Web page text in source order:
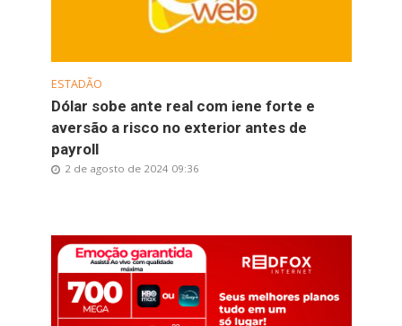
ESTADÃO
Dólar sobe ante real com iene forte e
aversão a risco no exterior antes de
payroll
2 de agosto de 2024 09:36